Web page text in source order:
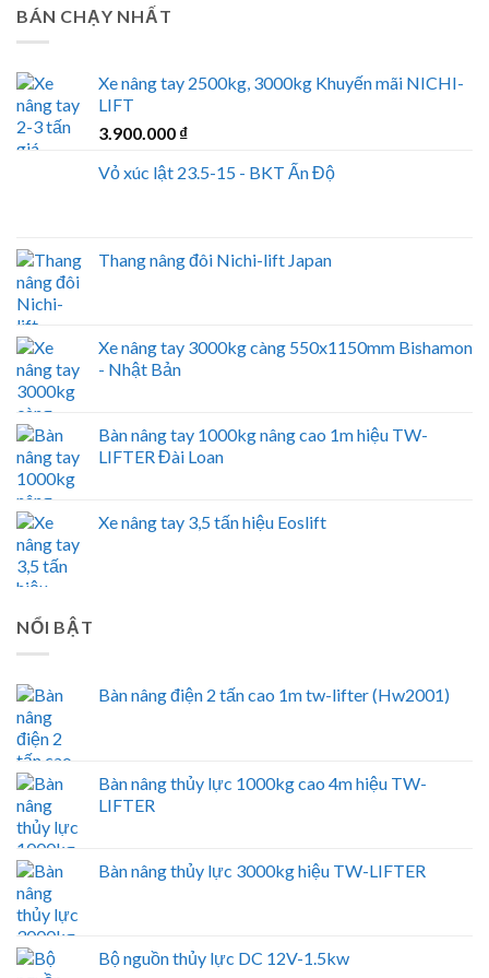
BÁN CHẠY NHẤT
Xe nâng tay 2500kg, 3000kg Khuyến mãi NICHI-
LIFT
3.900.000 ₫
Vỏ xúc lật 23.5-15 - BKT Ấn Độ
Thang nâng đôi Nichi-lift Japan
Xe nâng tay 3000kg càng 550x1150mm Bishamon
- Nhật Bản
Bàn nâng tay 1000kg nâng cao 1m hiệu TW-
LIFTER Đài Loan
Xe nâng tay 3,5 tấn hiệu Eoslift
NỔI BẬT
Bàn nâng điện 2 tấn cao 1m tw-lifter (Hw2001)
Bàn nâng thủy lực 1000kg cao 4m hiệu TW-
LIFTER
Bàn nâng thủy lực 3000kg hiệu TW-LIFTER
Bộ nguồn thủy lực DC 12V-1.5kw